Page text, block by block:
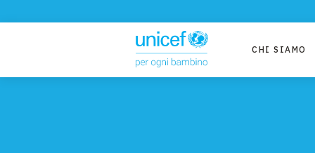
CHI SIAMO